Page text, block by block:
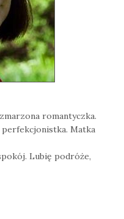
romantyczka.
Matka
Lubię podróże,